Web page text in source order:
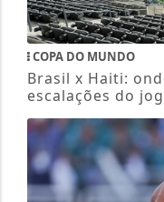
COPA DO MUNDO
Brasil x Haiti:
escalações do